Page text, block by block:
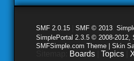
SMF 2.0.15 SMF © 2013
SimplePortal 2.3.5 © 2008-2012,
SMFSimple.com Theme | Skin
Boards Topics